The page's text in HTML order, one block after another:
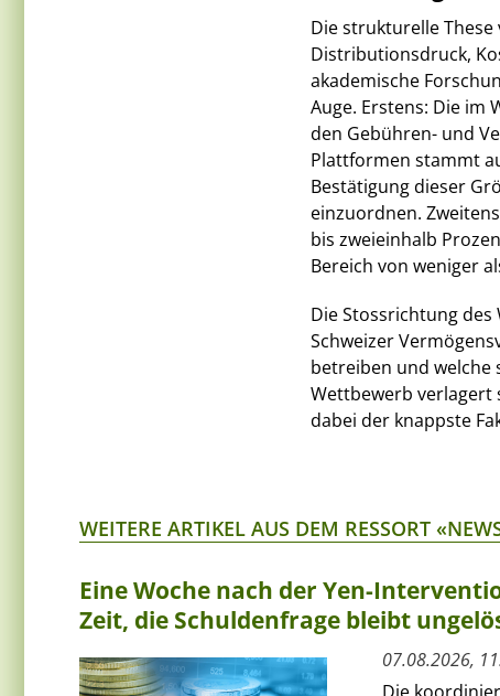
Die strukturelle These
Distributionsdruck,
akademische
Auge. Erstens: Die im
den Gebühren- und
Plattformen stammt
Bestätigung dieser
einzuordnen.
bis zweieinhalb
Bereich von weniger
Die Stossrichtung
Schweizer
betreiben und welche
Wettbewerb verlagert
dabei der knappste
WEITERE ARTIKEL AUS DEM RESSORT
Eine Woche nach der Yen-
Zeit, die Schuldenfrage bleibt
07.08.2026,